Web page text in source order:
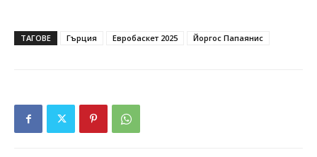
ТАГОВЕ Гърция Евробаскет 2025 Йоргос Папаянис